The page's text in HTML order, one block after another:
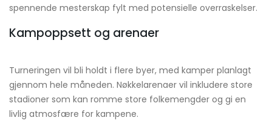
spennende mesterskap fylt med potensielle overraskelser.
Kampoppsett og arenaer
Turneringen vil bli holdt i flere byer, med kamper planlagt
gjennom hele måneden. Nøkkelarenaer vil inkludere store
stadioner som kan romme store folkemengder og gi en
livlig atmosfære for kampene.